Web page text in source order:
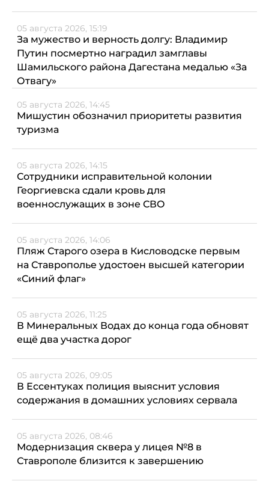
05 августа 2026, 15:19
За мужество и верность долгу: Владимир
Путин посмертно наградил замглавы
Шамильского района Дагестана медалью «За
Отвагу»
05 августа 2026, 14:45
Мишустин обозначил приоритеты развития
туризма
05 августа 2026, 14:15
Сотрудники исправительной колонии
Георгиевска сдали кровь для
военнослужащих в зоне СВО
05 августа 2026, 14:06
Пляж Старого озера в Кисловодске первым
на Ставрополье удостоен высшей категории
«Синий флаг»
05 августа 2026, 11:25
В Минеральных Водах до конца года обновят
ещё два участка дорог
05 августа 2026, 09:05
В Ессентуках полиция выяснит условия
содержания в домашних условиях сервала
05 августа 2026, 08:46
Модернизация сквера у лицея №8 в
Ставрополе близится к завершению